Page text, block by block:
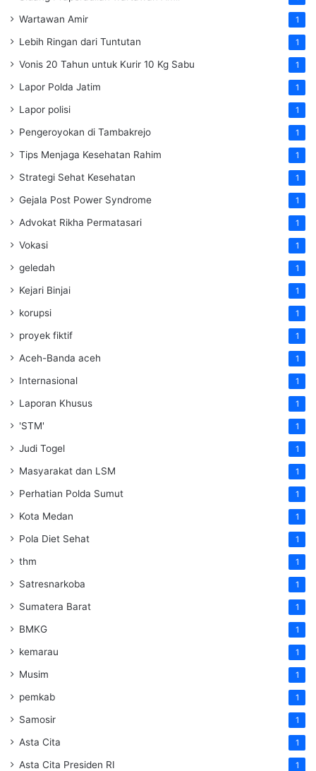
Wartawan Amir 1
Lebih Ringan dari Tuntutan 1
Vonis 20 Tahun untuk Kurir 10 Kg Sabu 1
Lapor Polda Jatim 1
Lapor polisi 1
Pengeroyokan di Tambakrejo 1
Tips Menjaga Kesehatan Rahim 1
Strategi Sehat Kesehatan 1
Gejala Post Power Syndrome 1
Advokat Rikha Permatasari 1
Vokasi 1
geledah 1
Kejari Binjai 1
korupsi 1
proyek fiktif 1
Aceh-Banda aceh 1
Internasional 1
Laporan Khusus 1
'STM' 1
Judi Togel 1
Masyarakat dan LSM 1
Perhatian Polda Sumut 1
Kota Medan 1
Pola Diet Sehat 1
thm 1
Satresnarkoba 1
Sumatera Barat 1
BMKG 1
kemarau 1
Musim 1
pemkab 1
Samosir 1
Asta Cita 1
Asta Cita Presiden RI 1